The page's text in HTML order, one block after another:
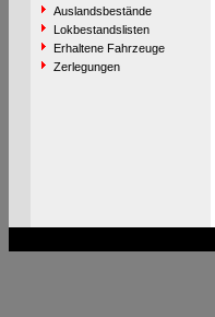
Auslandsbestände
Lokbestandslisten
Erhaltene Fahrzeuge
Zerlegungen